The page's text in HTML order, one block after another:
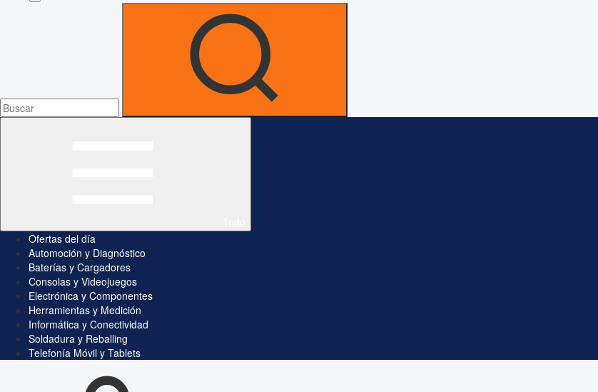
Ofertas del día
Automoción y Diagnóstico
Baterías y Cargadores
Consolas y Videojuegos
Electrónica y Componentes
Herramientas y Medición
Informática y Conectividad
Soldadura y Reballing
Telefonía Móvil y Tablets